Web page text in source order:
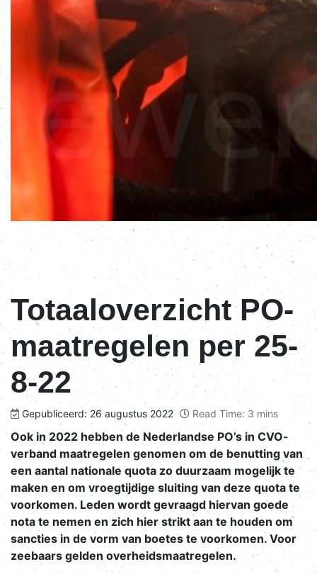
Totaaloverzicht PO-
maatregelen per 25-
8-22
Gepubliceerd: 26 augustus 2022 Read Time: 3 mins
Ook in 2022 hebben de Nederlandse PO’s in CVO-
verband maatregelen genomen om de benutting van
een aantal nationale quota zo duurzaam mogelijk te
maken en om vroegtijdige sluiting van deze quota te
voorkomen. Leden wordt gevraagd hiervan goede
nota te nemen en zich hier strikt aan te houden om
sancties in de vorm van boetes te voorkomen. Voor
zeebaars gelden overheidsmaatregelen.